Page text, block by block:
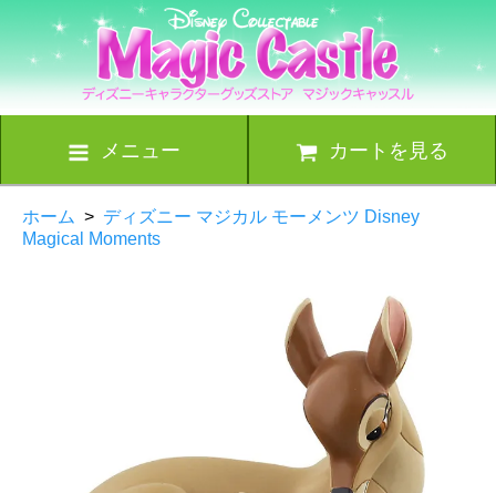
メニュー カートを見る
ホーム > ディズニー マジカル モーメンツ Disney
Magical Moments